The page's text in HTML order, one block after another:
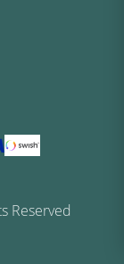
Reserved